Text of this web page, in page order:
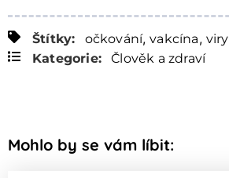
Štítky: očkování, vakcína, viry
Kategorie:
Člověk a zdraví
Mohlo by se vám líbit: